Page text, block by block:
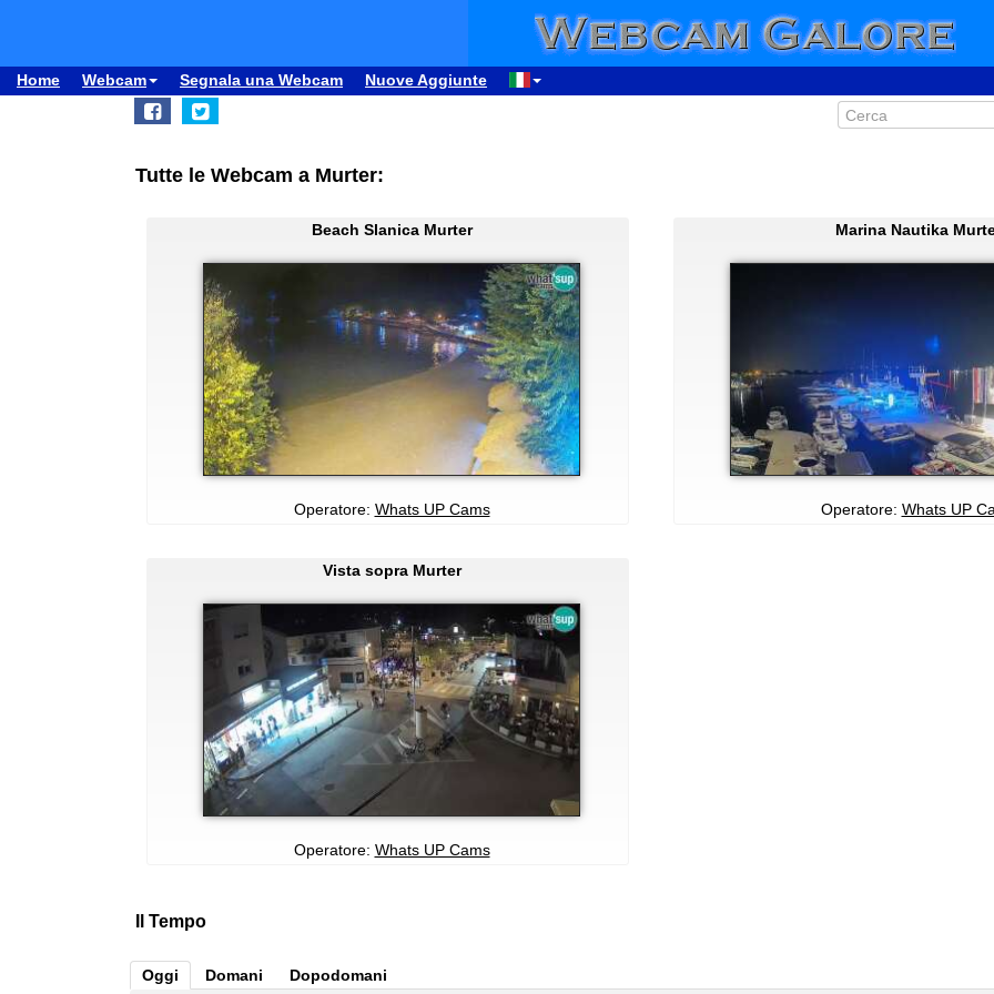
Home Webcam Segnala una Webcam Nuove Aggiunte
Tutte le Webcam a Murter:
Beach Slanica Murter
Operatore: Whats UP Cams
Marina Nautika
Operatore: Whats UP
Vista sopra Murter
Operatore: Whats UP Cams
Il Tempo
Oggi Domani Dopodomani